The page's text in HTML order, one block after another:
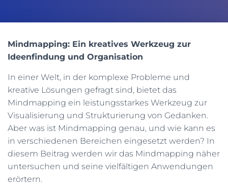
O
N
Mindmapping: Ein kreatives Werkzeug zur
Ideenfindung und Organisation
In einer Welt, in der komplexe Probleme und
kreative Lösungen gefragt sind, bietet das
Mindmapping ein leistungsstarkes Werkzeug zur
Visualisierung und Strukturierung von Gedanken.
Aber was ist Mindmapping genau, und wie kann es
in verschiedenen Bereichen eingesetzt werden? In
diesem Beitrag werden wir das Mindmapping näher
untersuchen und seine vielfältigen Anwendungen
erörtern.